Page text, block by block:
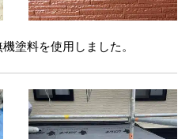
塗料を使用しました。